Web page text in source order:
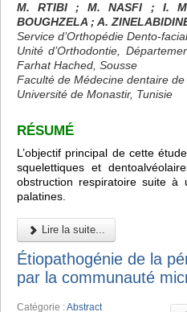
M. RTIBI ; M. NASFI ; I.
BOUGHZELA ; A.
Service d’Orthopédie Dento-
Unité d’Orthodontie,
Farhat Hached, Sousse
Faculté de Médecine dentaire
Université de Monastir, Tunisie
RÉSUMÉ
L’objectif principal de cette
squelettiques et
obstruction respiratoire suite à
palatines.
Lire la suite...
Étiopathogénie de la
par la communauté
Catégorie :Abstract